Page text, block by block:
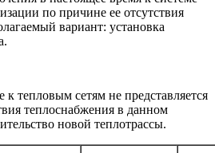
по причине ее отсутствия
вариант: установка
тепловым сетям не представляется
теплоснабжения в данном
новой теплотрассы.